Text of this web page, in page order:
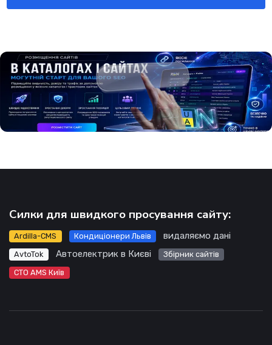
Силки для швидкого просування сайту:
Ardilla-CMS Кондиціонери Львів видаляємо дані
AvtoTok Автоелектрик в Києві
Збірник сайтів
СТО AMS Київ